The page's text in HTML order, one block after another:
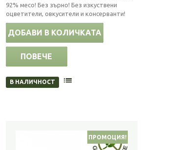
92% месо! Без зърно! Без изкуствени
оцветители, овкусители и консерванти!
ДОБАВИ В КОЛИЧКАТА
ПОВЕЧЕ
В НАЛИЧНОСТ
ПРОМОЦИЯ!